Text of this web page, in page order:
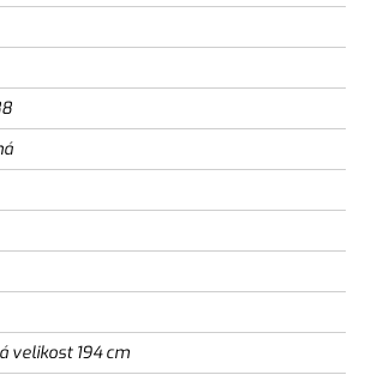
velikost 194 cm